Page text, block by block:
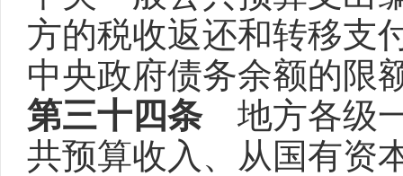
方的税收返还和转移支
中央政府债务余额的限
第三十四条地方各级一
共预算收入、从国有资